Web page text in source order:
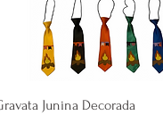
Visualização rápida
Junina Decorada